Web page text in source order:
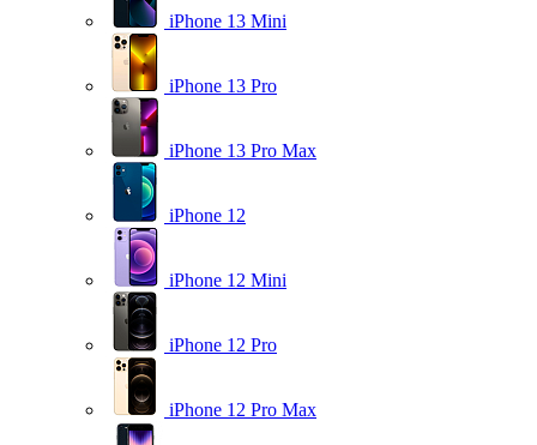
iPhone 13 Mini
iPhone 13 Pro
iPhone 13 Pro Max
iPhone 12
iPhone 12 Mini
iPhone 12 Pro
iPhone 12 Pro Max